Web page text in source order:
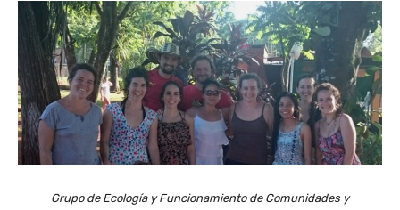
Grupo de Ecología y Funcionamiento de Comunidades y